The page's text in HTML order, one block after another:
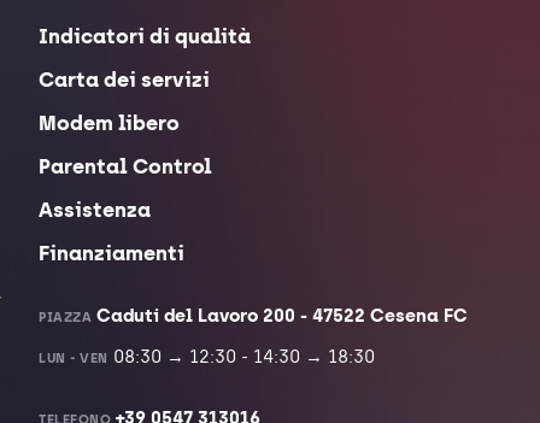
Indicatori di qualità
Carta dei servizi
Modem libero
Parental Control
Assistenza
Finanziamenti
PIAZZA Caduti del Lavoro 200 - 47522 Cesena FC
LUN - VEN 08:30 → 12:30 - 14:30 → 18:30
+39 0547 313016